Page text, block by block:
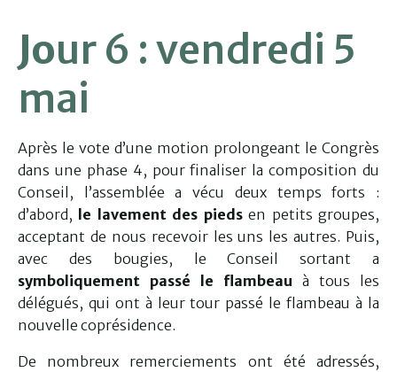
Jour 6 : vendredi 5
mai
Après le vote d’une motion prolongeant le Congrès
dans une phase 4, pour finaliser la composition du
Conseil, l’assemblée a vécu deux temps forts :
d’abord,
le lavement des piedsen petits groupes,
acceptant de nous recevoir les uns les autres. Puis,
avec des bougies, le Conseil sortant a
symboliquement passé le flambeau à tous les
délégués, qui ont à leur tour passé le flambeau à la
nouvelle coprésidence.
De nombreux remerciements ont été adressés,